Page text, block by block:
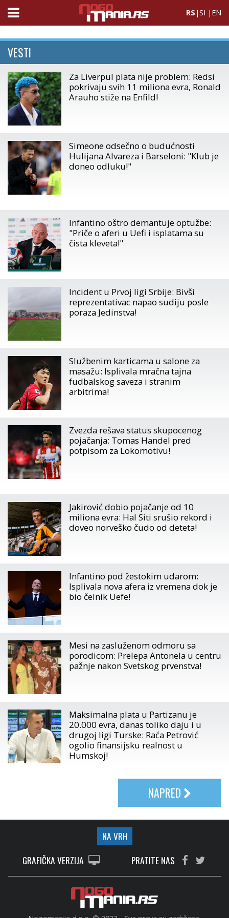
RS |SI | EN
VESTI
Za Liverpul plata nije problem: Redsi
pokrivaju svih 11 miliona evra, Ronald
Arauho stiže na Enfild!
Simeone odsečno o budućnosti
Hulijana Alvareza i Barseloni: "Klub je
doneo odluku!"
Infantino oštro demantuje optužbe:
"Priče o aferi u Uefi i isplatama su
čista kleveta!"
Incident u Prvoj ligi Srbije: Bivši
reprezentativac napao sudiju posle
poraza Jedinstva!
Službenim karticama u salone za
masažu: Isplivala mračna tajna
fudbalskog saveza i stranim
arbitrima!
Zvezda rešava status skupocenog
pojačanja: Tomas Handel pred
potpisom za Lokomotivu!
Jakirović dobio pojačanje od 10
miliona evra: Hal Siti srušio rekord i
doveo norveško čudo od deteta!
Infantino pod žestokim udarom:
Isplivala nova afera iz vremena dok je
bio čelnik Uefe!
Mesi na zasluženom odmoru sa
porodicom: Prelepa Antonela u centru
pažnje nakon Svetskog prvenstva!
Maksimalna plata u Partizanu je
20.000 evra, danas toliko daju i u
drugoj ligi Turske: Raća Petrović
ogolio finansijsku realnost u
Humskoj!
NAPRED
NA VRH
GRAFIČKA VERZIJA
PRATITE NAS